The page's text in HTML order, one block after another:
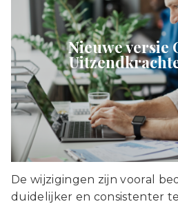
Nieuwe versie
De wijzigingen zijn vooral
duidelijker en consistenter